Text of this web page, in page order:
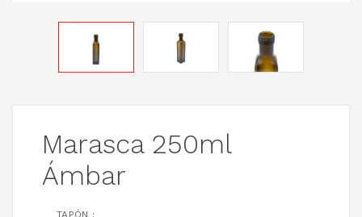
Marasca 250ml
Ámbar
TAPÓN :